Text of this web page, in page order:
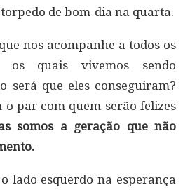
de bom-dia na quarta.
nos acompanhe a todos os
os quais vivemos sendo
será que eles conseguiram?
o par com quem serão felizes
somos a geração que não
lado esquerdo na esperança